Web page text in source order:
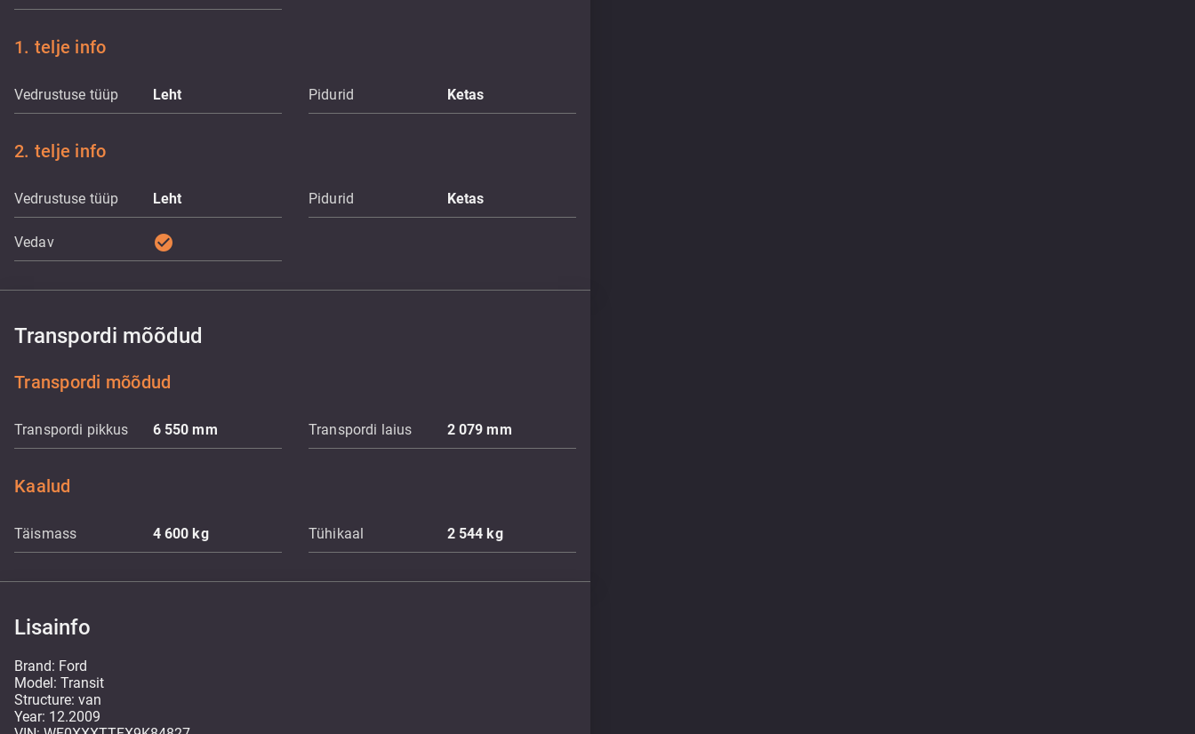
1. telje info
Vedrustuse tüüp Leht Pidurid Ketas
2. telje info
Vedrustuse tüüp Leht Pidurid Ketas
Vedav check_circle
Transpordi mõõdud
Transpordi mõõdud
Transpordi pikkus 6 550mm Transpordi laius 2 079mm
Kaalud
Täismass 4 600kg Tühikaal 2 544kg
Lisainfo
Brand: Ford
Model: Transit
Structure: van
Year: 12.2009